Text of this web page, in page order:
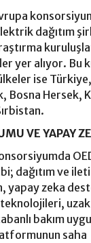
dağıtım
yer alıyor. Bu
ise
Bosna Hersek,
VE YAPAY
dağıtım ve
yapay zeka
bakım
saha